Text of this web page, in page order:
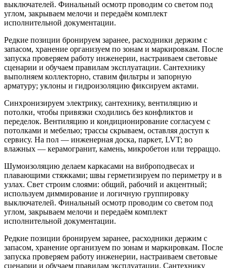
выключателей. Финальный осмотр проводим со светом под
углом, закрываем мелочи и передаём комплект
исполнительной документации.
Редкие позиции бронируем заранее, расходники держим с
запасом, хранение организуем по зонам и маркировкам. После
запуска проверяем работу инженерии, настраиваем световые
сценарии и обучаем правилам эксплуатации. Сантехнику
выполняем коллекторно, ставим фильтры и запорную
арматуру; уклоны и гидроизоляцию фиксируем актами.
Синхронизируем электрику, сантехнику, вентиляцию и
потолки, чтобы привязки сходились без конфликтов и
переделок. Вентиляцию и кондиционирование согласуем с
потолками и мебелью; трассы скрываем, оставляя доступ к
сервису. На пол — инженерная доска, паркет, LVT; во
влажных — керамогранит, камень, микробетон или терраццо.
Шумоизоляцию делаем каркасами на виброподвесах и
плавающими стяжками; швы герметизируем по периметру и в
узлах. Свет строим слоями: общий, рабочий и акцентный;
используем диммирование и логичную группировку
выключателей. Финальный осмотр проводим со светом под
углом, закрываем мелочи и передаём комплект
исполнительной документации.
Редкие позиции бронируем заранее, расходники держим с
запасом, хранение организуем по зонам и маркировкам. После
запуска проверяем работу инженерии, настраиваем световые
сценарии и обучаем правилам эксплуатации. Сантехнику